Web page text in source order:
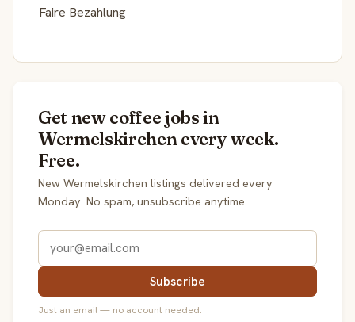
Faire Bezahlung
Get new coffee jobs in
Wermelskirchen every week.
Free.
New Wermelskirchen listings delivered every
Monday. No spam, unsubscribe anytime.
Subscribe
Just an email — no account needed.